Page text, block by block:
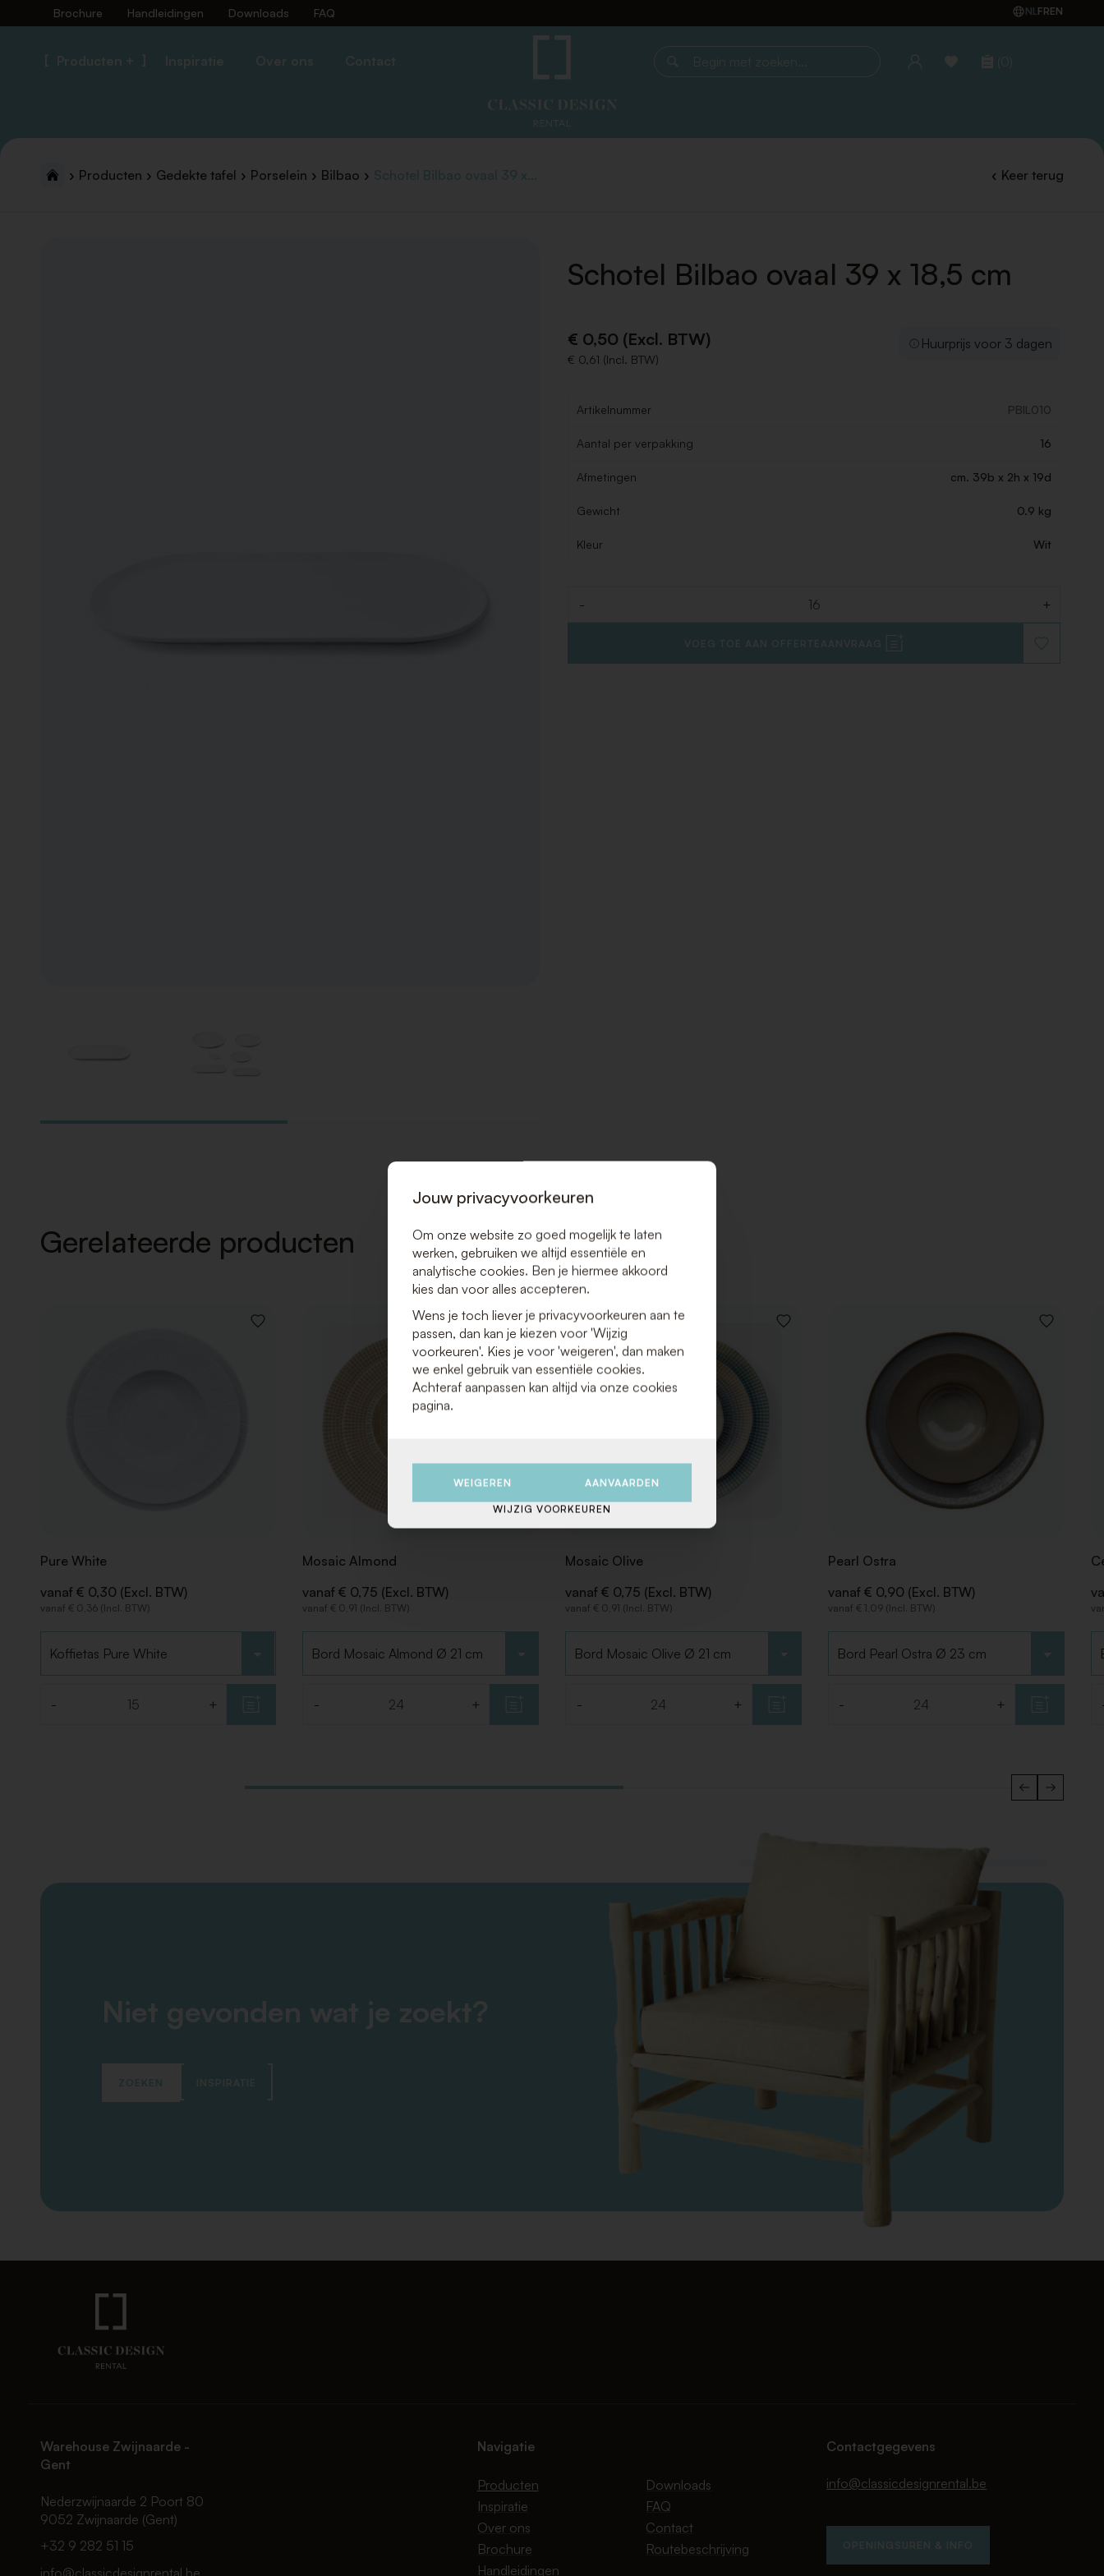
Brochure Handleidingen Downloads FAQ NLFREN
Producten + Inspiratie Over ons Contact
Begin met zoeken... (0)
Producten Gedekte tafel Porselein Bilbao Schotel Bilbao ovaal 39 x... Keer terug
Schotel Bilbao ovaal 39 x 18,5 cm
€ 0,50 (Excl. BTW)
€ 0,61 (Incl. BTW)
Huurprijs voor 3 dagen
Artikelnummer PBIL010
Aantal per verpakking 16
Afmetingen cm. 39b x 2h x 19d
Gewicht 0.9 kg
Kleur Wit
- +
VOEG TOE AAN OFFERTEAANVRAAG
TOE
Gerelateerde producten
VOEG
Pure White
vanaf € 0,30 (Excl. BTW)
vanaf € 0,36 (Incl. BTW)
- +
VOEG
TOE
AAN
VERLANGLIJST
Mosaic Almond
vanaf € 0,75 (Excl. BTW)
vanaf € 0,91 (Incl. BTW)
- +
VOEG
Mosaic Olive
vanaf € 0,75 (Excl. BTW)
vanaf € 0,91 (Incl. BTW)
- +
VOEG
Pearl Ostra
vanaf € 0,90 (Excl. BTW)
vanaf € 1,09 (Incl. BTW)
- +
Niet gevonden wat je zoekt?
ZOEKEN INSPIRATIE
Warehouse Zwijnaarde -
Gent
Nederzwijnaarde 2 Poort 80
9052 Zwijnaarde (Gent)
+32 9 282 51 15
info@classicdesignrental.be
Navigatie
Producten
Inspiratie
Over ons
Brochure
Handleidingen
Downloads
FAQ
Contact
Routebeschrijving
Contactgegevens
info@classicdesignrental.be
OPENINGSUREN & INFO
Jouw privacyvoorkeuren
Om onze website zo goed mogelijk te laten
werken, gebruiken we altijd essentiële en
analytische cookies. Ben je hiermee akkoord
kies dan voor alles accepteren.
Wens je toch liever je privacyvoorkeuren aan te
passen, dan kan je kiezen voor 'Wijzig
voorkeuren'. Kies je voor 'weigeren', dan maken
we enkel gebruik van essentiële cookies.
Achteraf aanpassen kan altijd via onze cookies
pagina.
WEIGEREN AANVAARDEN
WIJZIG VOORKEUREN